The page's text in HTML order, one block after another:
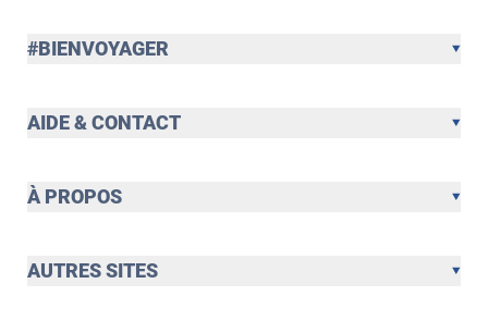
#BIENVOYAGER
AIDE & CONTACT
À PROPOS
AUTRES SITES